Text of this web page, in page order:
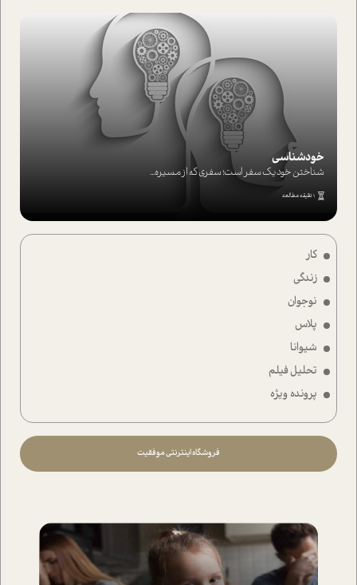
کار
زندگی
نوجوان
پلاس
شیوانا
تحلیل فیلم
پرونده ویژه
فروشگاه اینترنتی موفقیت
خودشناسی
شناختن خود یک سفر است؛ سفری که از مسیره...
1 دقیقه مطالعه